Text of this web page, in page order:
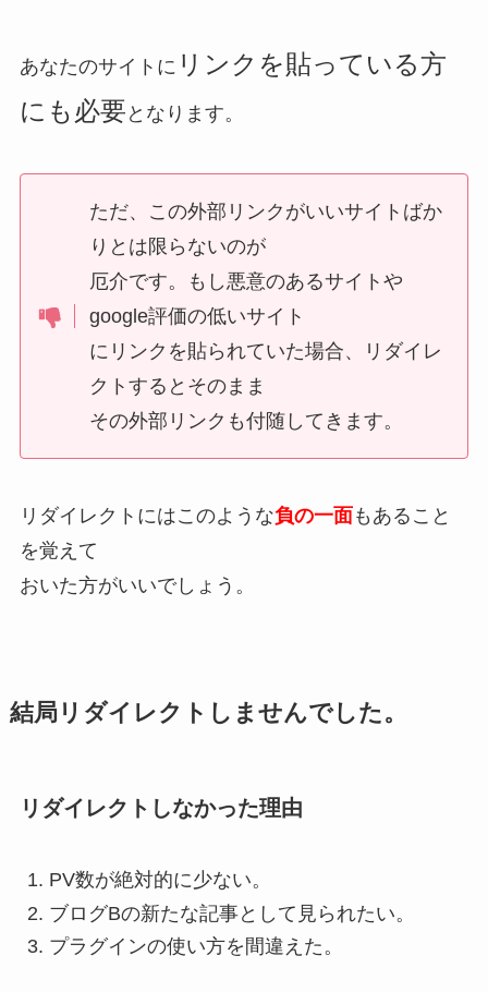
あなたのサイトに リンクを貼っている方
にも必要 となります。
ただ、この外部リンクがいいサイトばか
りとは限らないのが
厄介です。もし悪意のあるサイトや
google評価の低いサイト
にリンクを貼られていた場合、リダイレ
クトするとそのまま
その外部リンクも付随してきます。
リダイレクトにはこのような負の一面もあること
を覚えて
おいた方がいいでしょう。
結局リダイレクトしませんでした。
リダイレクトしなかった理由
PV数が絶対的に少ない。
ブログBの新たな記事として見られたい。
プラグインの使い方を間違えた。